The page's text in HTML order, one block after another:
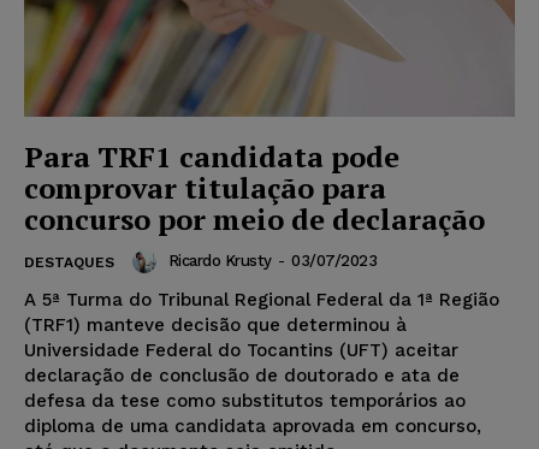
Para TRF1 candidata pode
comprovar titulação para
concurso por meio de declaração
DESTAQUES Ricardo Krusty - 03/07/2023
A 5ª Turma do Tribunal Regional Federal da 1ª Região
(TRF1) manteve decisão que determinou à
Universidade Federal do Tocantins (UFT) aceitar
declaração de conclusão de doutorado e ata de
defesa da tese como substitutos temporários ao
diploma de uma candidata aprovada em concurso,